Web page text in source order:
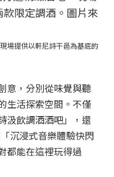
場提供以軒尼詩干邑為基底的
意，分別從味覺與聽
生活探索空間。不僅
汲飲調酒酒吧」，還
沉浸式音樂體驗快閃
都能在這裡玩得過